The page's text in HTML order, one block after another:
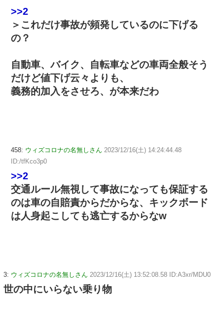
>>2
＞これだけ事故が頻発しているのに下げる
の？
自動車、バイク、自転車などの車両全般そう
だけど値下げ云々よりも、
義務的加入をさせろ、が本来だわ
458: ウィズコロナの名無しさん 2023/12/16(土) 14:24:44.48
ID:/tfKco3p0
>>2
交通ルール無視して事故になっても保証する
のは車の自賠責からだからな、キックボード
は人身起こしても逃亡するからなw
3: ウィズコロナの名無しさん 2023/12/16(土) 13:52:08.58 ID:A3xr/MDU0
世の中にいらない乗り物